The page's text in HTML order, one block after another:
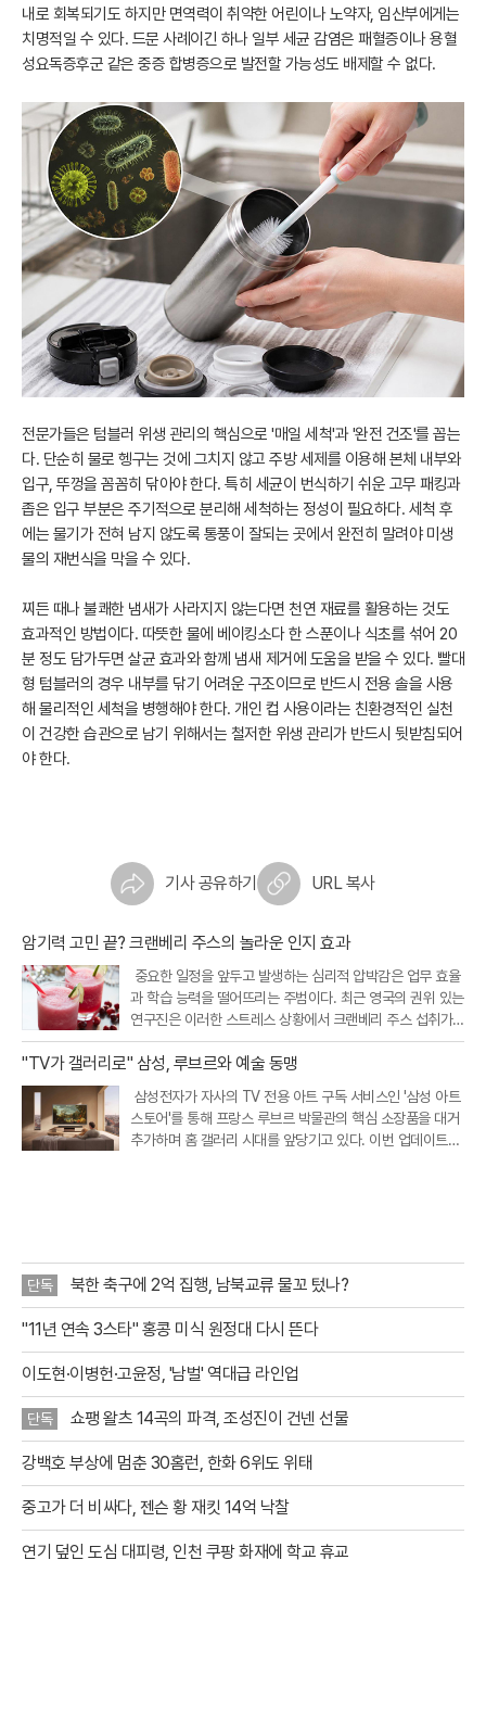
내로 회복되기도 하지만 면역력이 취약한 어린이나 노약자, 임산부에게는
치명적일 수 있다. 드문 사례이긴 하나 일부 세균 감염은 패혈증이나 용혈
성요독증후군 같은 중증 합병증으로 발전할 가능성도 배제할 수 없다.
전문가들은 텀블러 위생 관리의 핵심으로 '매일 세척'과 '완전 건조'를 꼽는
다. 단순히 물로 헹구는 것에 그치지 않고 주방 세제를 이용해 본체 내부와
입구, 뚜껑을 꼼꼼히 닦아야 한다. 특히 세균이 번식하기 쉬운 고무 패킹과
좁은 입구 부분은 주기적으로 분리해 세척하는 정성이 필요하다. 세척 후
에는 물기가 전혀 남지 않도록 통풍이 잘되는 곳에서 완전히 말려야 미생
물의 재번식을 막을 수 있다.
찌든 때나 불쾌한 냄새가 사라지지 않는다면 천연 재료를 활용하는 것도
효과적인 방법이다. 따뜻한 물에 베이킹소다 한 스푼이나 식초를 섞어 20
분 정도 담가두면 살균 효과와 함께 냄새 제거에 도움을 받을 수 있다. 빨대
형 텀블러의 경우 내부를 닦기 어려운 구조이므로 반드시 전용 솔을 사용
해 물리적인 세척을 병행해야 한다. 개인 컵 사용이라는 친환경적인 실천
이 건강한 습관으로 남기 위해서는 철저한 위생 관리가 반드시 뒷받침되어
야 한다.
기사 공유하기 URL 복사
암기력 고민 끝? 크랜베리 주스의 놀라운 인지 효과
중요한 일정을 앞두고 발생하는 심리적 압박감은 업무 효율
과 학습 능력을 떨어뜨리는 주범이다. 최근 영국의 권위 있는
연구진은 이러한 스트레스 상황에서 크랜베리 주스 섭취가
인지 기능을 개선하고 정서적 안정을 돕는다는 흥미로운 연
구 결과를 내놓았다. 크랜베리에 풍부한 특정 항산화 성분이
"TV가 갤러리로" 삼성, 루브르와 예술 동맹
삼성전자가 자사의 TV 전용 아트 구독 서비스인 '삼성 아트
스토어'를 통해 프랑스 루브르 박물관의 핵심 소장품을 대거
추가하며 홈 갤러리 시대를 앞당기고 있다. 이번 업데이트를
단독 북한 축구에 2억 집행, 남북교류 물꼬 텄나?
"11년 연속 3스타" 홍콩 미식 원정대 다시 뜬다
이도현·이병헌·고윤정, '남벌' 역대급 라인업
단독 쇼팽 왈츠 14곡의 파격, 조성진이 건넨 선물
강백호 부상에 멈춘 30홈런, 한화 6위도 위태
중고가 더 비싸다, 젠슨 황 재킷 14억 낙찰
연기 덮인 도심 대피령, 인천 쿠팡 화재에 학교 휴교